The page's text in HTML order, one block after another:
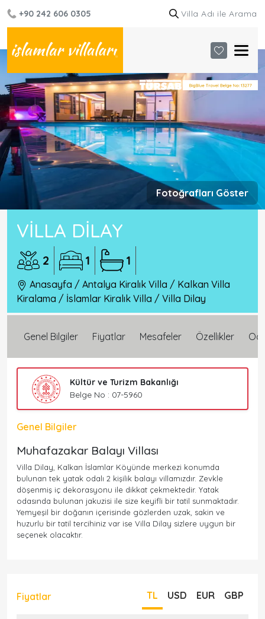
+90 242 606 0305
Fotoğrafları Göster
VILLA DILAY
2 1 1
Anasayfa / Antalya Kiralık Villa / Kalkan Villa
Kiralama / İslamlar Kiralık Villa / Villa Dilay
Genel Bilgiler Fiyatlar Mesafeler Özellikler
Kültür ve Turizm Bakanlığı
Belge No : 07-5960
Genel Bilgiler
Muhafazakar Balayı Villası
Villa Dilay, Kalkan İslamlar Köyünde merkezi konumda
bulunan tek yatak odalı 2 kişilik balayı villamızdır. Zevkle
döşenmiş iç dekorasyonu ile dikkat çekmektedir. Yatak
odasında bulunan jakuzisi ile size keyifli bir tatil sunmaktadır.
Yemyeşil bir doğanın içerisinde gözlerden uzak, sakin ve
huzurlu bir tatil tercihiniz var ise Villa Dilay sizlere uygun bir
seçenek olacaktır.
Fiyatlar TL USD EUR GBP